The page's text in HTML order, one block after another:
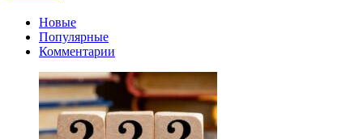
Новые
Популярные
Комментарии